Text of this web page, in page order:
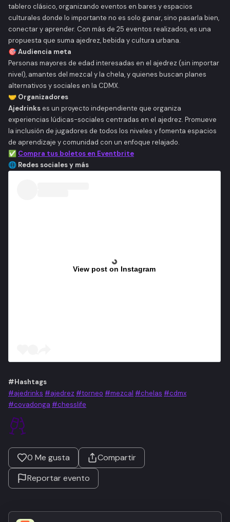
tablero clásico, organizando eventos en bares y espacios
culturales donde lo importante no es solo ganar, sino pasarla bien,
conectar y aprender. Con más de 25 eventos realizados, es una
propuesta que suma ajedrez, bebida y cultura urbana.
🎯 Audiencia meta
Personas mayores de edad interesadas en el ajedrez (sin importar
nivel), amantes del mezcal y la chela, y quienes buscan planes
alternativos y sociales en la CDMX.
🤝 Organizadores
Ajedrinkses un proyecto independiente que organiza
experiencias lúdicas-sociales centradas en el ajedrez. Promueve
la inclusión de jugadores de todos los niveles y fomenta espacios
de aprendizaje y comunidad con un enfoque relajado.
✅ Compra tus boletos en Eventbrite
🌐 Redes sociales y más
View post on Instagram
#Hashtags
#ajedrinks #ajedrez #torneo #mezcal #chelas #cdmx
#covadonga #chesslife
0 Me gusta
Compartir
Reportar evento